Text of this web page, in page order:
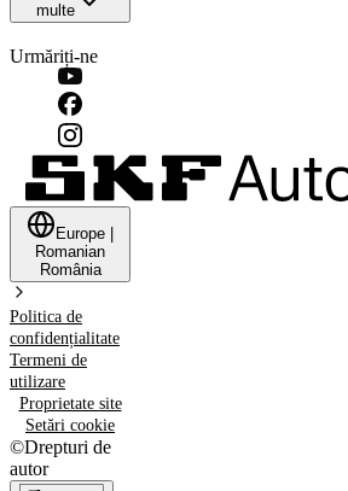
multe
Urmăriți-ne
Europe
Romanian
România
Politica de
confidențialitate
Termeni de
utilizare
Proprietate site
Setări cookie
©Drepturi de
autor